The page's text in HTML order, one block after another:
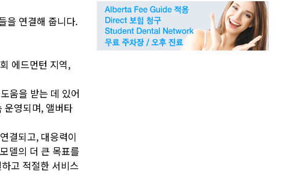
을 연결해 줍니다.
에드먼턴 지역,
움을 받는 데 있어
운영되며, 앨버타
결되고, 대응력이
델의 더 큰 목표를
고 적절한 서비스